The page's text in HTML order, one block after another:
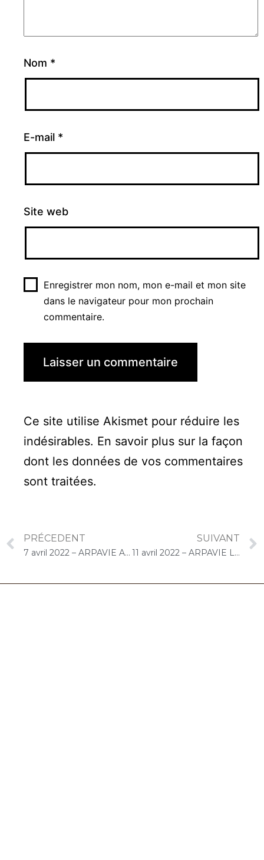
Nom *
E-mail *
Site web
Enregistrer mon nom, mon e-mail et mon site
dans le navigateur pour mon prochain
commentaire.
Ce site utilise Akismet pour réduire les
indésirables. En savoir plus sur la façon
dont les données de vos commentaires
sont traitées.
PRÉCEDENT
7 avril 2022 – ARPAVIE Arletty (Limeil-Brévannes) : Concert « Choco-Cello Solo »
SUIVANT
11 avril 2022 – ARPAVIE Lamartine (Paris) : Concert « Choco-Cello Solo »